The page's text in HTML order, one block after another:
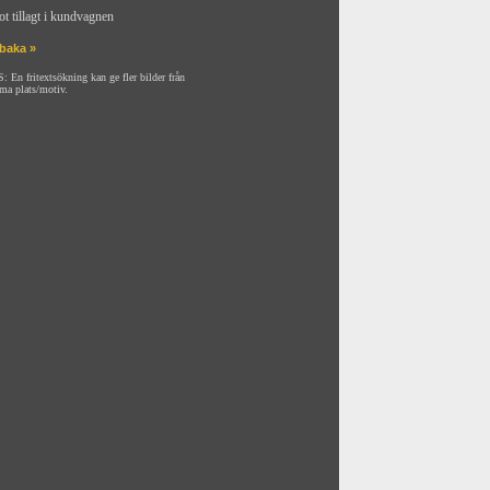
tillagt i kundvagnen
»
En fritextsökning kan ge fler bilder från
plats/motiv.